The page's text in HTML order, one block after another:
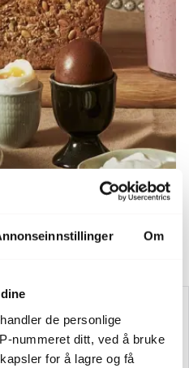
Om
de personlige
nummeret ditt, ved å bruke
for å lagre og få